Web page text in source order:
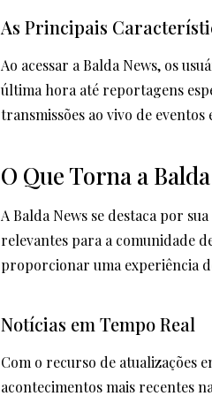
As Principais
Ao acessar a Balda News, os
última hora até reportagens
transmissões ao vivo de
O Que Torna a
A Balda News se destaca por
relevantes para a comunidade
proporcionar uma experiência
Notícias em Tempo Real
Com o recurso de atualizações
acontecimentos mais recentes